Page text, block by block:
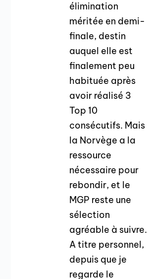
élimination
méritée en demi-
finale, destin
auquel elle est
finalement peu
habituée après
avoir réalisé 3
Top 10
consécutifs. Mais
la Norvège a la
ressource
nécessaire pour
rebondir, et le
MGP reste une
sélection
agréable à suivre.
A titre personnel,
depuis que je
regarde le